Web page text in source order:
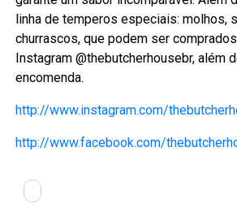
linha de temperos especiais: molhos,
churrascos, que podem ser
Instagram @thebutcherhousebr, além
encomenda.
http://www.instagram.com/
http://www.facebook.com/